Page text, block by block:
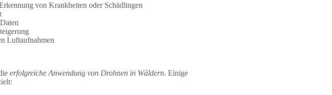
von Krankheiten oder Schädlingen
Luftaufnahmen
erfolgreiche Anwendung von Drohnen in Wäldern. Einige